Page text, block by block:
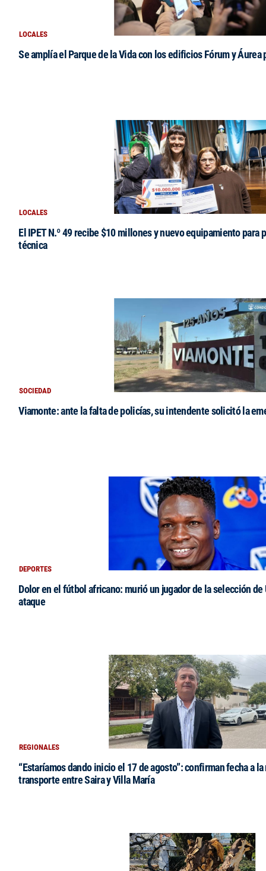
LOCALES
Se amplía el Parque de la Vida con los edificios Fórum y
LOCALES
El IPET N.º 49 recibe $10 millones y nuevo equipamiento para
técnica
SOCIEDAD
Viamonte: ante la falta de policías, su intendente solicitó la
DEPORTES
Dolor en el fútbol africano: murió un jugador de la selección
ataque
REGIONALES
“Estaríamos dando inicio el 17 de agosto”: confirman fecha a
transporte entre Saira y Villa María